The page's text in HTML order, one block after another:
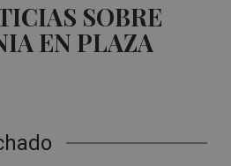
SOBRE
EN PLAZA